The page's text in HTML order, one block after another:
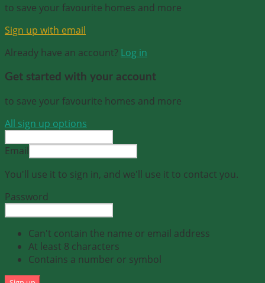
to save your favourite homes and more
Sign up with email
Already have an account? Log in
Get started with your account
to save your favourite homes and more
All sign up options
Email
You'll use it to sign in, and we'll use it to contact you.
Password
Can't contain the name or email address
At least 8 characters
Contains a number or symbol